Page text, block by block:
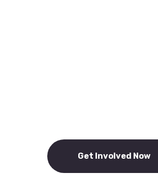
Get Involved Now